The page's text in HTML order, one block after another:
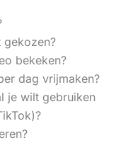
gekozen?
bekeken?
dag vrijmaken?
je wilt gebruiken